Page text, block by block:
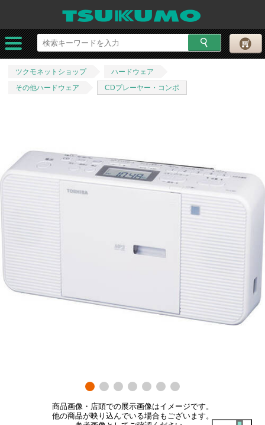
ツクモネットショップ
ハードウェア
その他ハードウェア
CDプレーヤー・コンポ
商品画像・店頭での展示画像はイメージです。
他の商品が映り込んでいる場合もございます。